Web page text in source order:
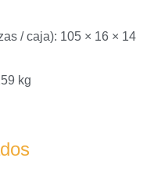
/ caja): 105 × 16 × 14
kg